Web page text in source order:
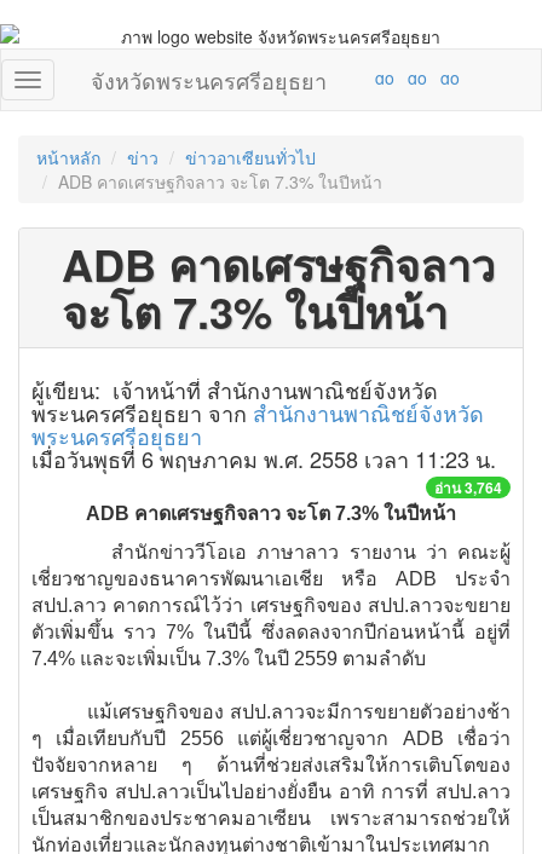
จังหวัดพระนครศรีอยุธยา
หน้าหลัก ข่าว
ข่าวอาเซียนทั่วไป
ADB คาดเศรษฐกิจลาว จะโต 7.3% ในปีหน้า
ADB คาดเศรษฐกิจลาว
จะโต 7.3% ในปีหน้า
ผู้เขียน: เจ้าหน้าที่ สำนักงานพาณิชย์จังหวัด
พระนครศรีอยุธยา จาก สำนักงานพาณิชย์จังหวัด
พระนครศรีอยุธยา
เมื่อวันพุธที่ 6 พฤษภาคม พ.ศ. 2558 เวลา 11:23 น.
อ่าน 3,764
ADB คาดเศรษฐกิจลาว จะโต 7.3% ในปีหน้า
สำนักข่าววีโอเอ ภาษาลาว รายงาน ว่า คณะผู้
เชี่ยวชาญของธนาคารพัฒนาเอเชีย หรือ ADB ประจำ
สปป.ลาว คาดการณ์ไว้ว่า เศรษฐกิจของ สปป.ลาวจะขยาย
ตัวเพิ่มขึ้น ราว 7% ในปีนี้ ซึ่งลดลงจากปีก่อนหน้านี้ อยู่ที่
7.4% และจะเพิ่มเป็น 7.3% ในปี 2559 ตามลำดับ
แม้เศรษฐกิจของ สปป.ลาวจะมีการขยายตัวอย่างช้า
ๆ เมื่อเทียบกับปี 2556 แต่ผู้เชี่ยวชาญจาก ADB เชื่อว่า
ปัจจัยจากหลาย ๆ ด้านที่ช่วยส่งเสริมให้การเติบโตของ
เศรษฐกิจ สปป.ลาวเป็นไปอย่างยั่งยืน อาทิ การที่ สปป.ลาว
เป็นสมาชิกของประชาคมอาเซียน เพราะสามารถช่วยให้
นักท่องเที่ยวและนักลงทุนต่างชาติเข้ามาในประเทศมาก